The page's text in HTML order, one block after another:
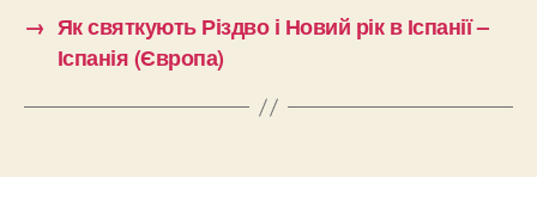
→ Як святкують Різдво і Новий рік в Іспанії –
Іспанія (Європа)